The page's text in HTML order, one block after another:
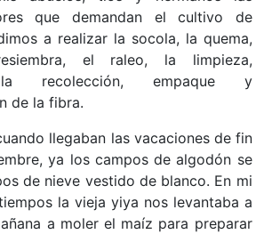
que demandan el cultivo de
a realizar la socola, la quema,
el raleo, la limpieza,
la recolección, empaque y
de la fibra.
llegaban las vacaciones de fin
ya los campos de algodón se
de nieve vestido de blanco. En mi
la vieja yiya nos levantaba a
a moler el maíz para preparar